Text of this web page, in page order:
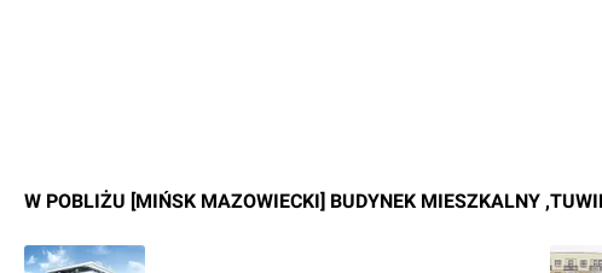
W POBLIŻU [MIŃSK MAZOWIECKI] BUDYNEK MIESZKALNY